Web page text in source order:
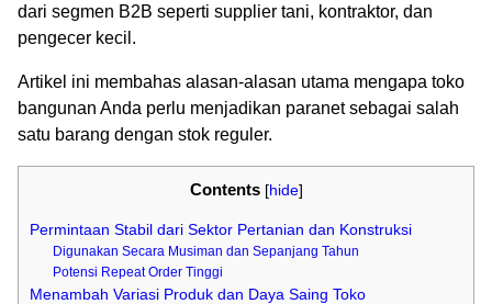
dari segmen B2B seperti supplier tani, kontraktor, dan
pengecer kecil.
Artikel ini membahas alasan-alasan utama mengapa toko
bangunan Anda perlu menjadikan paranet sebagai salah
satu barang dengan stok reguler.
Contents [hide]
Permintaan Stabil dari Sektor Pertanian dan Konstruksi
Digunakan Secara Musiman dan Sepanjang Tahun
Potensi Repeat Order Tinggi
Menambah Variasi Produk dan Daya Saing Toko